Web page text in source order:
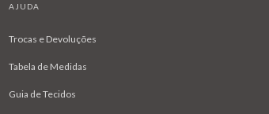
AJUDA
Trocas e Devoluções
Tabela de Medidas
Guia de Tecidos